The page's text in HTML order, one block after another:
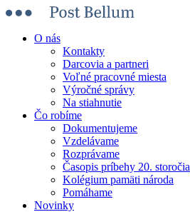
O nás
Kontakty
Darcovia a partneri
Voľné pracovné miesta
Výročné správy
Na stiahnutie
Čo robíme
Dokumentujeme
Vzdelávame
Rozprávame
Časopis príbehy 20. storočia
Kolégium pamäti národa
Pomáhame
Novinky